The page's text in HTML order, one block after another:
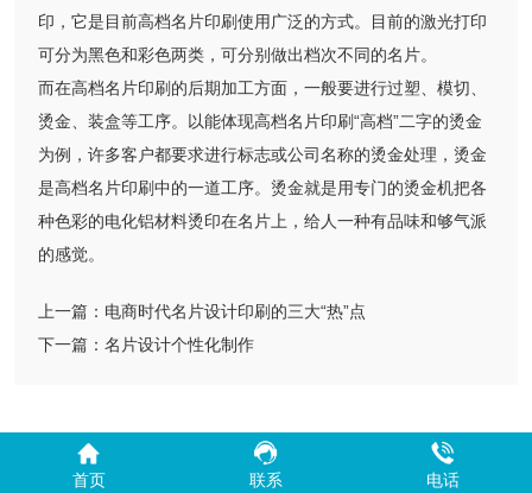
印，它是目前高档名片印刷使用广泛的方式。目前的激光打印
可分为黑色和彩色两类，可分别做出档次不同的名片。
而在高档名片印刷的后期加工方面，一般要进行过塑、模切、
烫金、装盒等工序。以能体现高档名片印刷“高档”二字的烫金
为例，许多客户都要求进行标志或公司名称的烫金处理，烫金
是高档名片印刷中的一道工序。烫金就是用专门的烫金机把各
种色彩的电化铝材料烫印在名片上，给人一种有品味和够气派
的感觉。
上一篇： 电商时代名片设计印刷的三大“热”点
下一篇： 名片设计个性化制作
首页 联系 电话